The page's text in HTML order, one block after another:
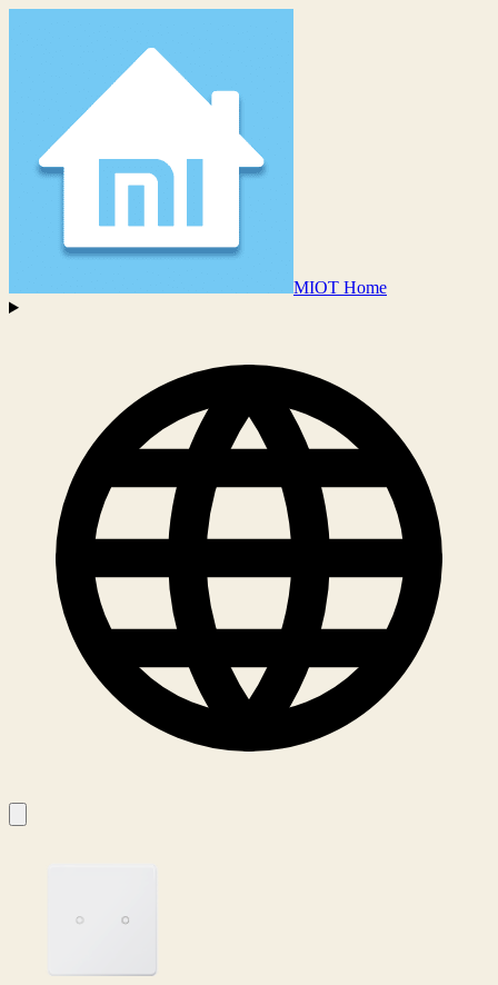
MIOT Home